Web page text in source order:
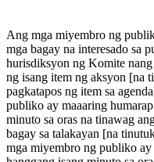
Ang mga miyembro ng
mga bagay na interesado sa
hurisdiksyon ng Komite
ng isang item ng aksyon
pagkatapos ng item sa
publiko ay maaaring
minuto sa oras na tinawag
bagay sa talakayan [na
mga miyembro ng publiko